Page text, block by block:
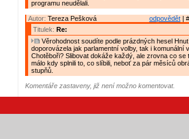
programu neudělali.
odpovědět |
Autor: Tereza Pešková
Titulek: Re:
Věrohodnost soudíte podle prázdných hesel
doporovázela jak parlamentní volby, tak i komunální
Chotěboři? Slibovat dokáže každý, ale zrovna co se
málo kdy splnili to, co slíbili, neboť za pár měsíců
stupňů.
Komentáře zastaveny, již není možno komentovat.